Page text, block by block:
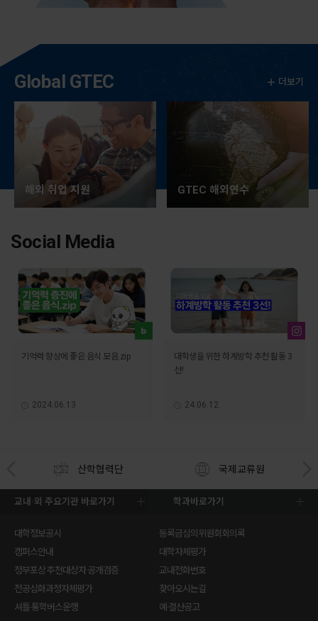
Global GTEC
해외 취업 지원 GTEC 해외연수
더보기
Social Media
기억력 향상에 좋은 음식 모음.zip
2024.06.13
대학생을 위한 하계방학 추천 활동 3
선!
24.06.12.
산학협력단 국제교류원
교내·외 주요기관 바로가기 학과바로가기
대학정보공시
등록금심의위원회회의록
캠퍼스안내
대학자체평가
정부포상 추천대상자 공개검증
교내전화번호
전공심화과정자체평가
찾아오시는길
셔틀·통학버스운행
예·결산공고